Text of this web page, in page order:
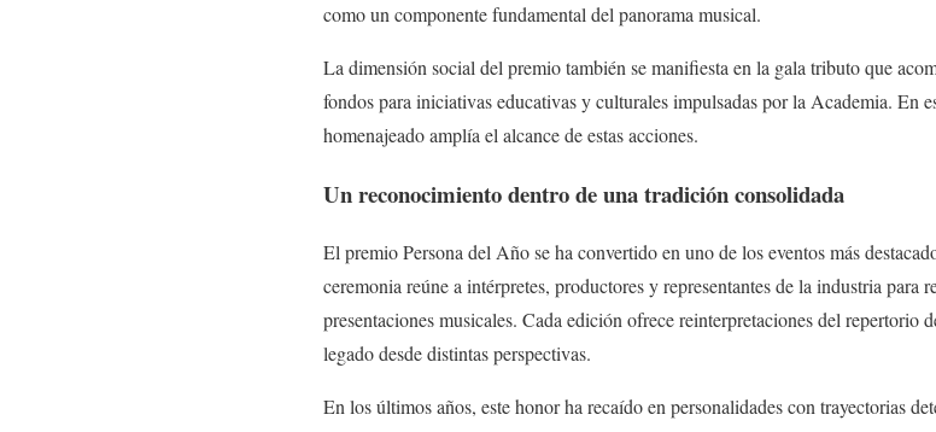
como un componente fundamental del panorama musical.
La dimensión social del premio también se manifiesta en la gala tributo que
fondos para iniciativas educativas y culturales impulsadas por la Academia. En
homenajeado amplía el alcance de estas acciones.
Un reconocimiento dentro de una tradición consolidada
El premio Persona del Año se ha convertido en uno de los eventos más
ceremonia reúne a intérpretes, productores y representantes de la industria para
presentaciones musicales. Cada edición ofrece reinterpretaciones del repertorio
legado desde distintas perspectivas.
En los últimos años, este honor ha recaído en personalidades con trayectorias